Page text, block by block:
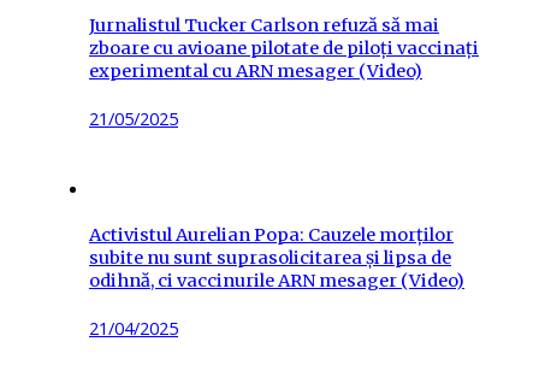
Jurnalistul Tucker Carlson refuză să mai
zboare cu avioane pilotate de piloți vaccinați
experimental cu ARN mesager (Video)
Posted
21/05/2025
Activistul Aurelian Popa: Cauzele morților
subite nu sunt suprasolicitarea și lipsa de
odihnă, ci vaccinurile ARN mesager (Video)
Posted
21/04/2025